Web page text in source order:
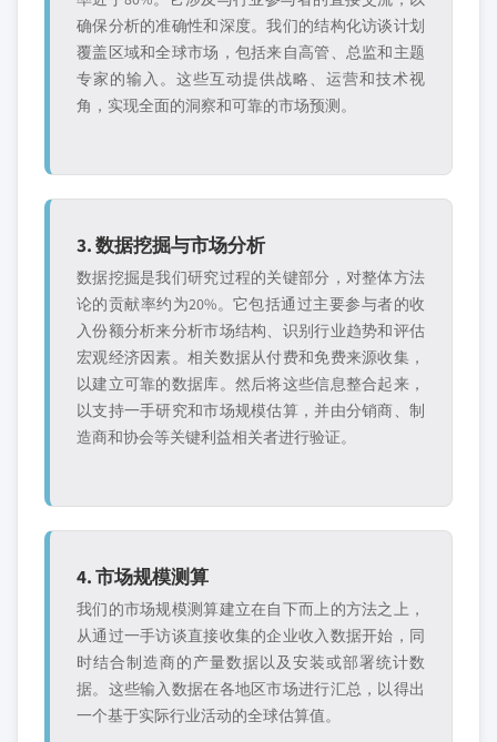
确保分析的准确性和深度。我们的结构化访谈计划
覆盖区域和全球市场，包括来自高管、总监和主题
专家的输入。这些互动提供战略、运营和技术视
角，实现全面的洞察和可靠的市场预测。
3. 数据挖掘与市场分析
数据挖掘是我们研究过程的关键部分，对整体方法
论的贡献率约为20%。它包括通过主要参与者的收
入份额分析来分析市场结构、识别行业趋势和评估
宏观经济因素。相关数据从付费和免费来源收集，
以建立可靠的数据库。然后将这些信息整合起来，
以支持一手研究和市场规模估算，并由分销商、制
造商和协会等关键利益相关者进行验证。
4. 市场规模测算
我们的市场规模测算建立在自下而上的方法之上，
从通过一手访谈直接收集的企业收入数据开始，同
时结合制造商的产量数据以及安装或部署统计数
据。这些输入数据在各地区市场进行汇总，以得出
一个基于实际行业活动的全球估算值。